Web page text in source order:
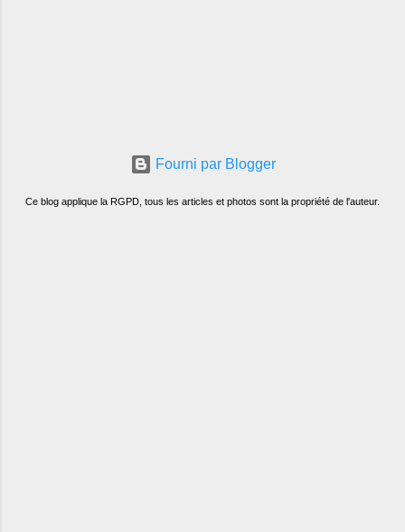
Fourni par Blogger
Ce blog applique la RGPD, tous les articles et photos sont la propriété de l'auteur.